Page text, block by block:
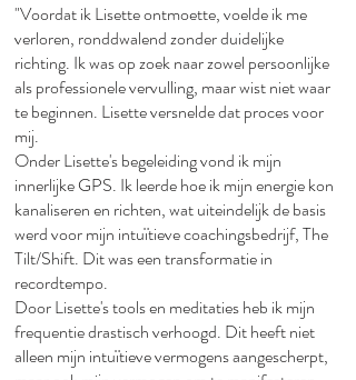
"Voordat ik Lisette ontmoette, voelde ik me
verloren, ronddwalend zonder duidelijke
richting. Ik was op zoek naar zowel persoonlijke
als professionele vervulling, maar wist niet waar
te beginnen. Lisette versnelde dat proces voor
mij.​
Onder Lisette's begeleiding vond ik mijn
innerlijke GPS. Ik leerde hoe ik mijn energie kon
kanaliseren en richten, wat uiteindelijk de basis
werd voor mijn intuïtieve coachingsbedrijf, The
Tilt/Shift. Dit was een transformatie in
recordtempo.​
Door Lisette's tools en meditaties heb ik mijn
frequentie drastisch verhoogd. Dit heeft niet
alleen mijn intuïtieve vermogens aangescherpt,